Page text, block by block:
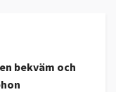
bekväm och